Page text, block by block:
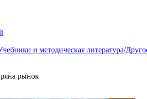
и методическая литература/
рынок